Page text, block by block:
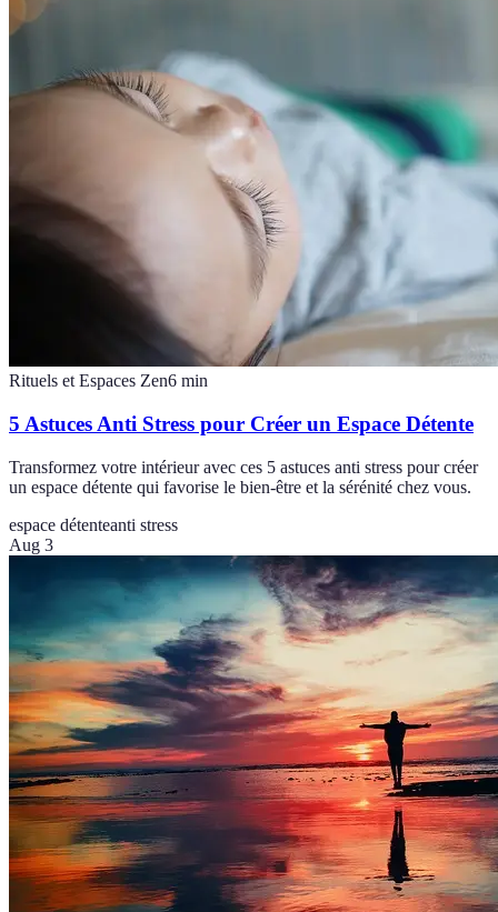
Rituels et Espaces Zen6 min
5 Astuces Anti Stress pour Créer un Espace Détente
Transformez votre intérieur avec ces 5 astuces anti stress pour créer
un espace détente qui favorise le bien-être et la sérénité chez vous.
espace détenteanti stress
Aug 3